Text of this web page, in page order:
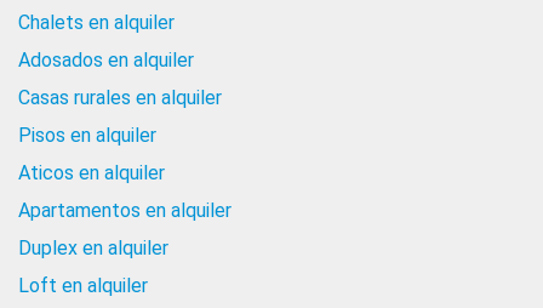
Chalets en alquiler
Adosados en alquiler
Casas rurales en alquiler
Pisos en alquiler
Aticos en alquiler
Apartamentos en alquiler
Duplex en alquiler
Loft en alquiler